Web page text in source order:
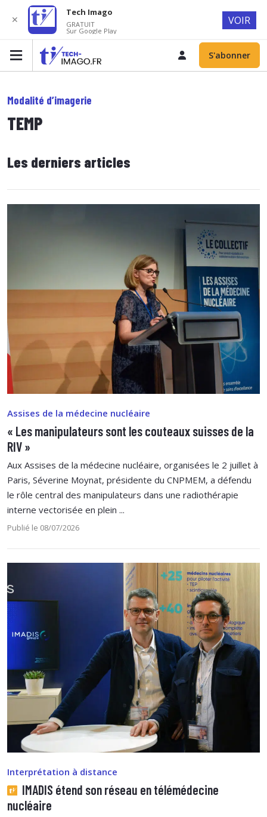
S'abonner
Modalité d’imagerie
TEMP
Les derniers articles
Assises de la médecine nucléaire
« Les manipulateurs sont les couteaux suisses de la
RIV »
Aux Assises de la médecine nucléaire, organisées le 2 juillet à
Paris, Séverine Moynat, présidente du CNPMEM, a défendu
le rôle central des manipulateurs dans une radiothérapie
interne vectorisée en plein ...
Publié le 08/07/2026
Interprétation à distance
IMADIS étend son réseau en télémédecine
nucléaire
✕
Tech Imago
GRATUIT
Sur Google Play
VOIR